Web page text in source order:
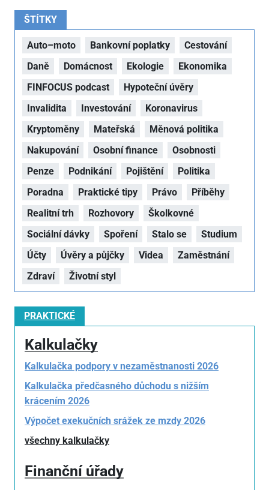
ŠTÍTKY
Auto–moto Bankovní poplatky
Cestování
Daně
Domácnost Ekologie
Ekonomika
FINFOCUS podcast
Hypoteční úvěry
Invalidita
Investování
Koronavirus
Kryptoměny
Mateřská
Měnová politika
Nakupování
Osobní finance
Osobnosti
Penze
Podnikání Pojištění
Politika
Poradna
Praktické tipy Právo
Příběhy
Realitní trh
Rozhovory
Školkovné
Sociální dávky
Spoření Stalo se
Studium
Účty
Úvěry a půjčky Videa
Zaměstnání
Zdraví
Životní styl
PRAKTICKÉ
Kalkulačky
Kalkulačka podpory v nezaměstnanosti 2026
Kalkulačka předčasného důchodu s nižším
krácením 2026
Výpočet exekučních srážek ze mzdy 2026
všechny kalkulačky
Finanční úřady